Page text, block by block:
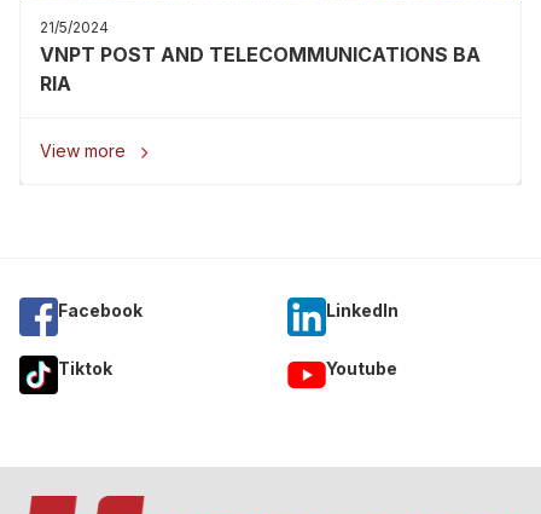
21/5/2024
VNPT POST AND TELECOMMUNICATIONS BA
RIA
View more 
Facebook Linkedln
Tiktok Youtube